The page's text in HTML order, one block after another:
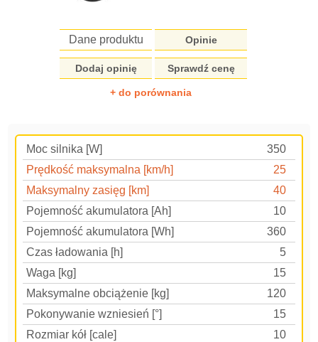
Dane produktu Opinie
Dodaj opinię Sprawdź cenę
+ do porównania
Moc silnika [W]
350
Prędkość maksymalna [km/h]
25
Maksymalny zasięg [km]
40
Pojemność akumulatora [Ah]
10
Pojemność akumulatora [Wh]
360
Czas ładowania [h]
5
Waga [kg]
15
Maksymalne obciążenie [kg]
120
Pokonywanie wzniesień [°]
15
Rozmiar kół [cale]
10